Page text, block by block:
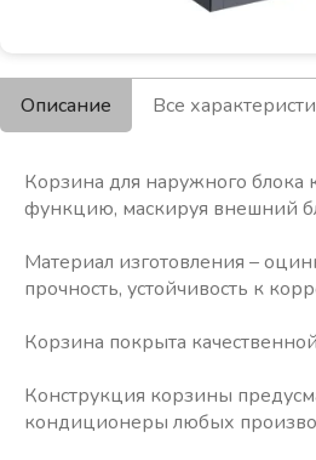
Описание Все
Корзина для наружного
функцию, маскируя внешний
Материал изготовления –
прочность, устойчивость к
Корзина покрыта
Конструкция корзины
кондиционеры любых